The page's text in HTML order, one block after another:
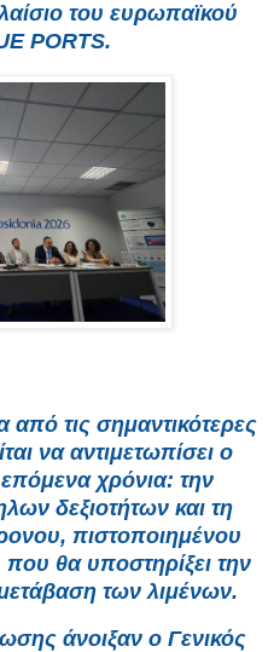
του ευρωπαϊκού
PORTS.
από τις σημαντικότερες
να αντιμετωπίσει ο
επόμενα χρόνια: την
δεξιοτήτων και τη
πιστοποιημένου
θα υποστηρίξει την
των λιμένων.
άνοιξαν ο Γενικός